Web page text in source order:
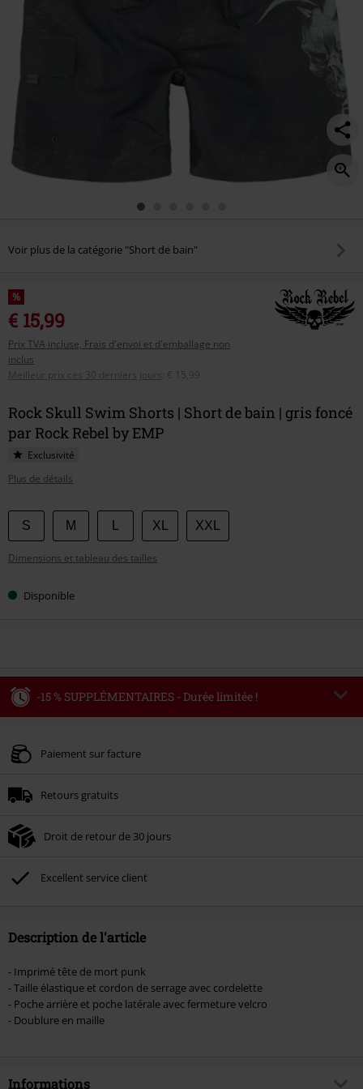
Voir plus de la catégorie "Short de bain"
%
€ 15,99
Prix TVA incluse, Frais d'envoi et d'emballage non
inclus
Meilleur prix ces 30 derniers jours
€ 15,99
Rock Skull Swim Shorts | Short de bain | gris foncé
par Rock Rebel by EMP
Exclusivité
Plus de détails
Choisissez
votre
taille
S M XL XXL
Dimensions et tableau des tailles
Disponible
-15 % SUPPLÉMENTAIRES - Durée limitée !
Valable uniquement le 06/08/2026 du 16:00 au 23:59.
Une fois le code saisi, la réduction sera automatiquement déduite à la fin de
Non cumulable avec dautres promotions. Non valable sur : les livres, les
Broilers, Die Ärzte, Die Toten Hosen, Metality, les bons d'achat et les articles
incluant un don.
Paiement sur facture
Retours gratuits
Droit de retour de 30 jours
Excellent service client
Description de l'article
- Imprimé tête de mort punk
- Taille élastique et cordon de serrage avec cordelette
- Poche arrière et poche latérale avec fermeture velcro
- Doublure en maille
Informations